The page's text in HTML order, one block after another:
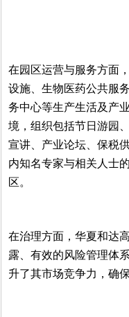
在园区运营与服务方面
设施、生物医药公共服
务中心等生产生活及产
境，组织包括节日游园
宣讲、产业论坛、保税
内知名专家与相关人士
区。
在治理方面，华夏和达
露、有效的风险管理体
升了其市场竞争力，确